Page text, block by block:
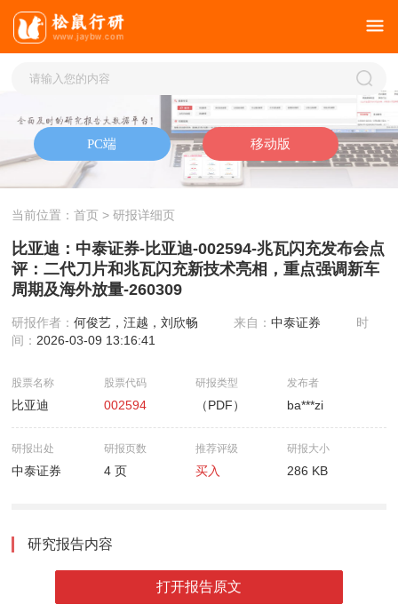
当前位置：首页 > 研报详细页
比亚迪：中泰证券-比亚迪-002594-兆瓦闪充发布会点
评：二代刀片和兆瓦闪充新技术亮相，重点强调新车
周期及海外放量-260309
研报作者：何俊艺，汪越，刘欣畅 来自：中泰证券
时
间： 2026-03-09 13:16:41
股票名称
比亚迪
股票代码
002594
研报类型
（PDF）
发布者
ba***zi
研报出处
中泰证券
研报页数
4 页
推荐评级
买入
研报大小
286 KB
研究报告内容
打开报告原文